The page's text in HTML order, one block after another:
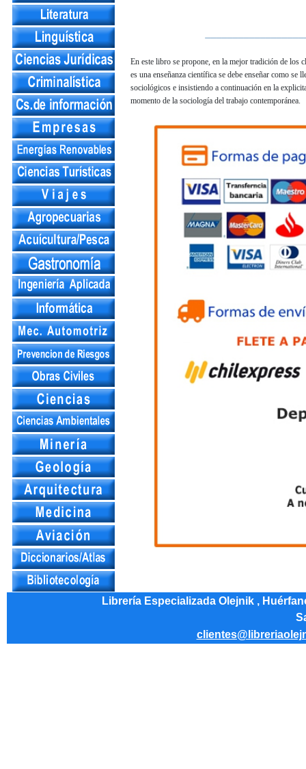
En este libro se propone, en la mejor tradición de los
es una enseñanza científica se debe enseñar como
sociológicos e insistiendo a continuación en la
momento de la sociología del trabajo contemporánea.
Librería Especializada Olejnik ,